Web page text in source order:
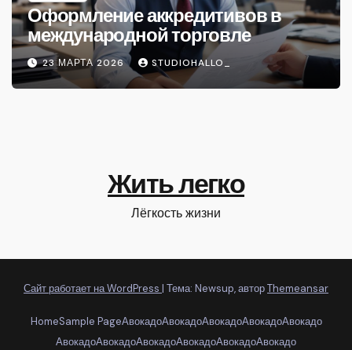
Оформление аккредитивов в
международной торговле
23 МАРТА 2026 STUDIOHALLO_
Жить легко
Лёгкость жизни
Сайт работает на WordPress | Тема: Newsup, авторThemeansar
HomeSample PageАвокадоАвокадоАвокадоАвокадоАвокадо
АвокадоАвокадоАвокадоАвокадоАвокадоАвокадо